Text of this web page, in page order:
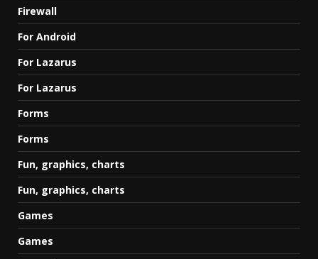
Firewall
For Android
For Lazarus
For Lazarus
Forms
Forms
Fun, graphics, charts
Fun, graphics, charts
Games
Games